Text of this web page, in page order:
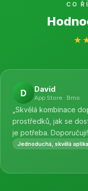
CO
D David
App Store · Brno
„Skvělá kombinace
prostředků, jak se
je potřeba.
Jednoduchá, skvělá